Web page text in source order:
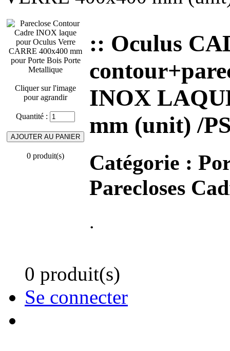
Cliquer sur l'image
pour agrandir
Quantité :
0 produit(s)
:: Oculus
INOX
mm (unit) /
Catégorie :
Parecloses
.
0 produit(s)
Se connecter